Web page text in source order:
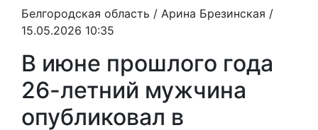
Белгородская область / Арина Брезинская /
15.05.2026 10:35
В июне прошлого года
26-летний мужчина
опубликовал в